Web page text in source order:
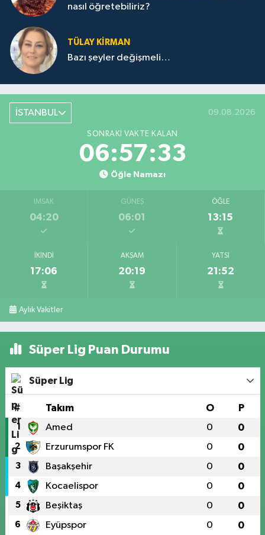
nasıl öğretebiliriz?
TÜLAY KİRMAN
Bazı şeyler değişmeli…
İSTANBUL 09.08.2026
SONRAKI VAKTE KALAN
06:57:33
Öğle Namazı
İMSAK
04:20
GÜNEŞ
06:01
ÖĞLE
13:15
İKINDI
17:06
AKŞAM
20:19
YATSI
21:52
Aylık Vakitler
Süper Lig Puan Durumu
Süper Lig
# Takım O P
1 Amed 0 0
2 Erzurumspor FK 0 0
3 Başakşehir 0 0
4 Kocaelispor 0 0
5 Beşiktaş 0 0
6 Eyüpspor 0 0